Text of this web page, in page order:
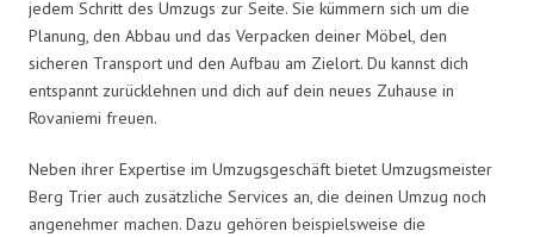
jedem Schritt des Umzugs zur Seite. Sie kümmern sich um die
Planung, den Abbau und das Verpacken deiner Möbel, den
sicheren Transport und den Aufbau am Zielort. Du kannst dich
entspannt zurücklehnen und dich auf dein neues Zuhause in
Rovaniemi freuen.
Neben ihrer Expertise im Umzugsgeschäft bietet Umzugsmeister
Berg Trier auch zusätzliche Services an, die deinen Umzug noch
angenehmer machen. Dazu gehören beispielsweise die